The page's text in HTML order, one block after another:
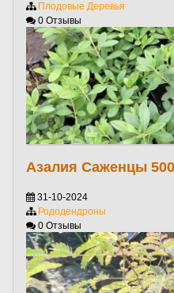
Плодовые Деревья
0 Отзывы
Азалия Саженцы
31-10-2024
Рододендроны
0 Отзывы